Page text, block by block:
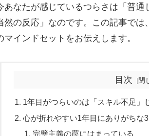
あなたが感じているつらさは「普
然の反応」なのです。この記事で
マインドセットをお伝えします。
目次
1年目がつらいのは「スキル不足
心が折れやすい1年目にありがちな
完璧主義の罠にはまっている